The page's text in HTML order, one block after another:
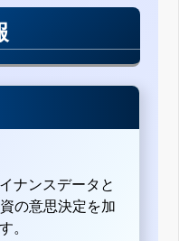
4月1日-平成28年6月30日)
1日-平成28年3月31日)
平成28年3月31日)
1日-平成27年3月31日)
4月1日-平成27年6月30日)
1日-平成27年3月31日)
-平成27年3月31日)
10月1日-平成26年12月31
ナンスデータと
の意思決定を加
。